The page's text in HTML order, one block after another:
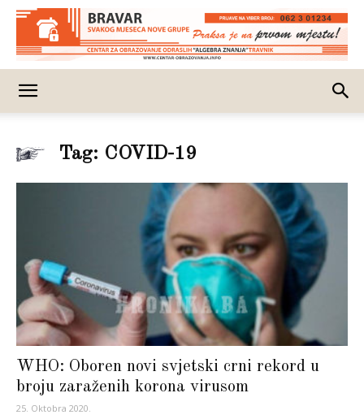
Tag: COVID-19
WHO: Oboren novi svjetski crni rekord u
broju zaraženih korona virusom
25. Oktobra 2020.